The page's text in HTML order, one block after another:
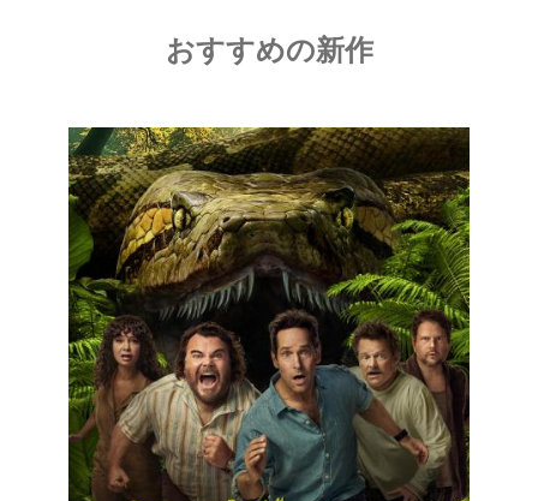
おすすめの新作